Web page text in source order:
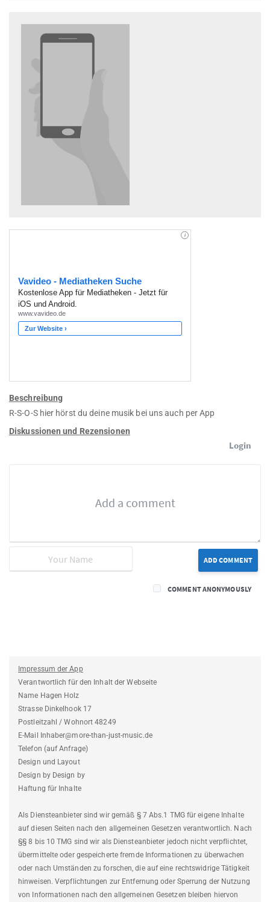
Beschreibung
R-S-O-S hier hörst du deine musik bei uns auch per App
Diskussionen und Rezensionen
Login
ADD COMMENT
COMMENT ANONYMOUSLY
Impressum der App
Verantwortlich für den Inhalt der Webseite
Name Hagen Holz
Strasse Dinkelhook 17
Postleitzahl / Wohnort 48249
E-Mail Inhaber@more-than-just-music.de
Telefon (auf Anfrage)
Design und Layout
Design by Design by
Haftung für Inhalte
Als Diensteanbieter sind wir gemäß § 7 Abs.1 TMG für eigene Inhalte
auf diesen Seiten nach den allgemeinen Gesetzen verantwortlich. Nach
§§ 8 bis 10 TMG sind wir als Diensteanbieter jedoch nicht verpflichtet,
übermittelte oder gespeicherte fremde Informationen zu überwachen
oder nach Umständen zu forschen, die auf eine rechtswidrige Tätigkeit
hinweisen. Verpflichtungen zur Entfernung oder Sperrung der Nutzung
von Informationen nach den allgemeinen Gesetzen bleiben hiervon